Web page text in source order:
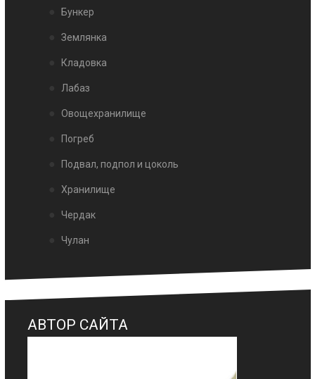
Бункер
Землянка
Кладовка
Лабаз
Овощехранилище
Погреб
Подвал, подпол и цоколь
Хранилище
Чердак
Чулан
АВТОР САЙТА